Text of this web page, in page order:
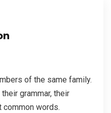
of the same family.
grammar, their
common words.